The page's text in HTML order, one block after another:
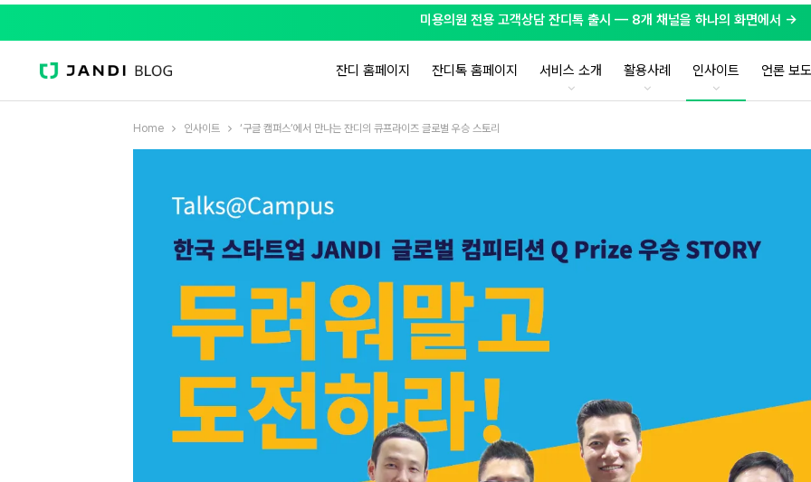
미용의원 전용 고객상담 잔디톡 출시 — 8개 채널을 하나의 화면에서 →
잔디 홈페이지 잔디톡 홈페이지 서비스 소개 활용사례 인사이트 언론 보도
Home 인사이트 ‘구글 캠퍼스’에서 만나는 잔디의 큐프라이즈 글로벌 우승 스토리